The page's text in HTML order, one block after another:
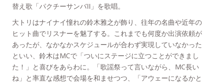
替え歌「パクチーサンバII」を歌唱。
大トリはナイナイ憧れの鈴木雅之が飾り、往年の名曲や近年の
ヒット曲でリスナーを魅了する。これまでも何度か出演依頼が
あったが、なかなかスケジュールが合わず実現していなかった
といい、鈴木はMCで「ついにステージに立つことができまし
た！」と喜びをあらわに。「歌謡祭って言いながら、MC長い
ね」と率直な感想で会場を和ませつつ、「アウェーになるかと